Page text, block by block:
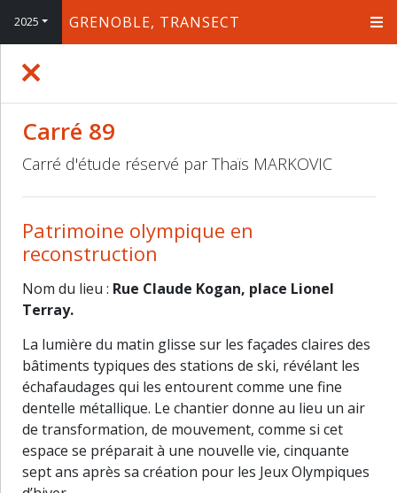
2025 GRENOBLE, TRANSECT
+
Carré 89
Carré d'étude réservé par Thaïs MARKOVIC
Patrimoine olympique en
reconstruction
Nom du lieu : Rue Claude Kogan, place Lionel
Terray.
La lumière du matin glisse sur les façades claires des
bâtiments typiques des stations de ski, révélant les
échafaudages qui les entourent comme une fine
dentelle métallique. Le chantier donne au lieu un air
de transformation, de mouvement, comme si cet
espace se préparait à une nouvelle vie, cinquante
sept ans après sa création pour les Jeux Olympiques